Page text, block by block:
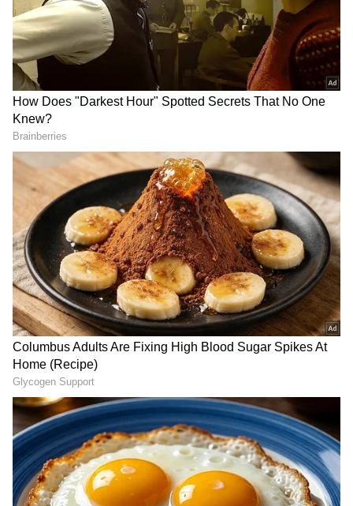
ಆನೆಗಳಿಗಾಗಿ ಪೌಷ್ಟಿಕ ತಜ್ಞರಿಂದ ತಯಾರಾಗುತ್ತೆ ವಿಶೇಷ
ಆಹಾರ
250 'ಆನೆ ಲಡ್ಡು'ಗಳನ್ನು ಪ್ರತಿದಿನ ಬೆಲ್ಲ, ಕಪ್ಪು ಉಪ್ಪು ಮತ್ತು
ತುಪ್ಪವನ್ನು ಇತರ ಪದಾರ್ಥಗಳೊಂದಿಗೆ ಬಳಸಿ ವಂತಾರದಲ್ಲಿ
ತಯಾರಿಸಲಾಗುತ್ತದೆ. ಅವುಗಳು ಉರಿಯೂತದ
ಕರ್ನಾಟಕ, ಭಾರತ (India News) ಮತ್ತು ಜಗತ್ತಿನ
ಕ್ಷಣಕ್ಷಣದ ಕನ್ನಡ ಸುದ್ದಿ (Kannada News)
ಅಪ್ಡೇಟ್‌ಗಳಿಗಾಗಿ ಏಷ್ಯಾನೆಟ್ ಸುವರ್ಣ ನ್ಯೂಸ್‌ ಫಾಲೋ
ಮಾಡಿ. ಬ್ರೇಕಿಂಗ್ ಸುದ್ದಿ (Latest Kannada News),
ವಿಶೇಷ ವರದಿಗಳು ಮತ್ತು ನೇರ ಪ್ರಸಾರಗಳೊಂದಿಗೆ
(kannada news live) ಸಂಪೂರ್ಣ ಮಾಹಿತಿ ಒಂದೇ
ಕ್ಲಿಕ್‌ನಲ್ಲಿ ಲಭ್ಯ. ಏಷ್ಯಾನೆಟ್ ಸುವರ್ಣ ನ್ಯೂಸ್ ಅಧಿಕೃತ
ಆ್ಯಪ್ ಡೌನ್‌ಲೋಡ್ ಮಾಡಿ ಹಾಗು ಎಲ್ಲಾ ಅಪ್‌ಡೇಟ್
ಗಳನ್ನು ಪಡೆಯಿರಿ